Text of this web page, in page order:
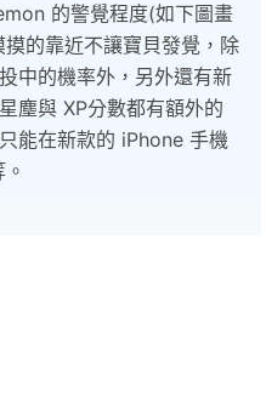
的警覺程度(如下圖畫
的靠近不讓寶貝發覺，除
中的機率外，另外還有新
塵與 XP分數都有額外的
能在新款的 iPhone 手機